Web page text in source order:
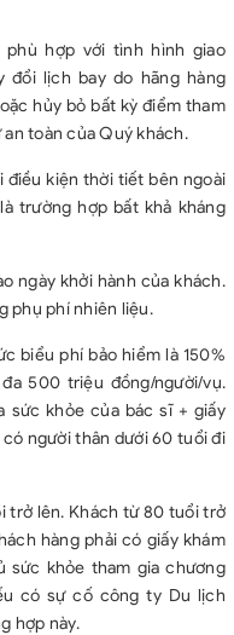
hợp với tình hình giao
lịch bay do hãng hàng
hủy bỏ bất kỳ điểm tham
toàn của Quý khách.
điều kiện thời tiết bên ngoài
trường hợp bất khả kháng
ngày khởi hành của khách.
phụ phí nhiên liệu.
biểu phí bảo hiểm là 150%
500 triệu đồng/người/vụ.
sức khỏe của bác sĩ + giấy
người thân dưới 60 tuổi đi
trở lên. Khách từ 80 tuổi trở
hàng phải có giấy khám
sức khỏe tham gia chương
có sự cố công ty Du lịch
hợp này.